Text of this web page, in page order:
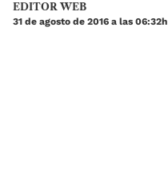
EDITOR WEB
31 de agosto de 2016 a las 06:32h